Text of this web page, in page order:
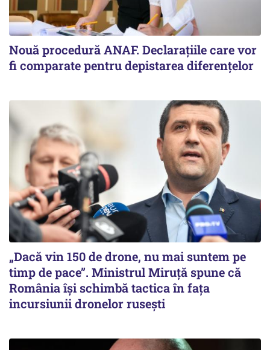
Nouă procedură ANAF. Declarațiile care vor
fi comparate pentru depistarea diferențelor
„Dacă vin 150 de drone, nu mai suntem pe
timp de pace”. Ministrul Miruţă spune că
România își schimbă tactica în fața
incursiunii dronelor rusești